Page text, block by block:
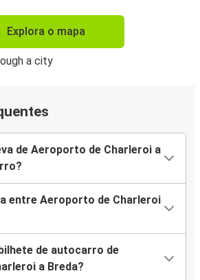
Explora o mapa
de Aeroporto de Charleroi a
entre Aeroporto de Charleroi
de autocarro de
a Breda?